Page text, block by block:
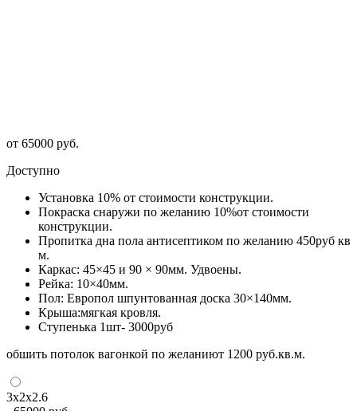
от 65000 руб.
Доступно
Установка 10% от стоимости конструкции.
Покраска снаружи по желанию 10%от стоимости
конструкции.
Пропитка дна пола антисептиком по желанию 450руб кв
м.
Каркас: 45×45 и 90 × 90мм. Удвоены.
Рейка: 10×40мм.
Пол: Европол шпунтованная доска 30×140мм.
Крыша:мягкая кровля.
Ступенька 1шт- 3000руб
обшить потолок вагонкой по желаниют 1200 руб.кв.м.
3х2х2.6